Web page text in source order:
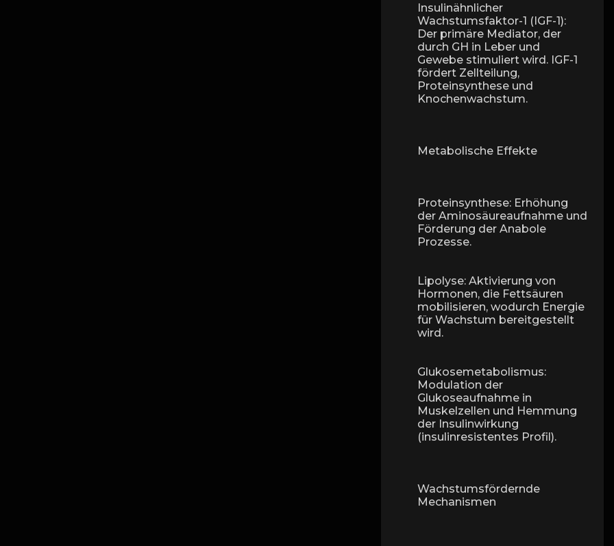
Insulinähnlicher
Wachstumsfaktor-1 (IGF-1):
Der primäre Mediator, der
durch GH in Leber und
Gewebe stimuliert wird. IGF-1
fördert Zellteilung,
Proteinsynthese und
Knochenwachstum.
Metabolische Effekte
Proteinsynthese: Erhöhung
der Aminosäureaufnahme und
Förderung der Anabole
Prozesse.
Lipolyse: Aktivierung von
Hormonen, die Fettsäuren
mobilisieren, wodurch Energie
für Wachstum bereitgestellt
wird.
Glukosemetabolismus:
Modulation der
Glukoseaufnahme in
Muskelzellen und Hemmung
der Insulinwirkung
(insulinresistentes Profil).
Wachstumsfördernde
Mechanismen